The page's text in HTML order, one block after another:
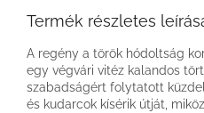
Termék részletes
A regény a török hódoltság
egy végvári vitéz kalandos
szabadságért folytatott
és kudarcok kísérik útját,